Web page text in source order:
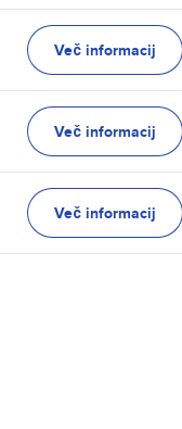
Več informacij
Več informacij
Več informacij